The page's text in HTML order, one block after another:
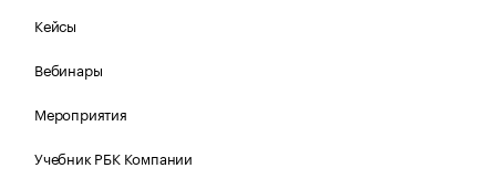
Кейсы
Вебинары
Мероприятия
Учебник РБК Компании